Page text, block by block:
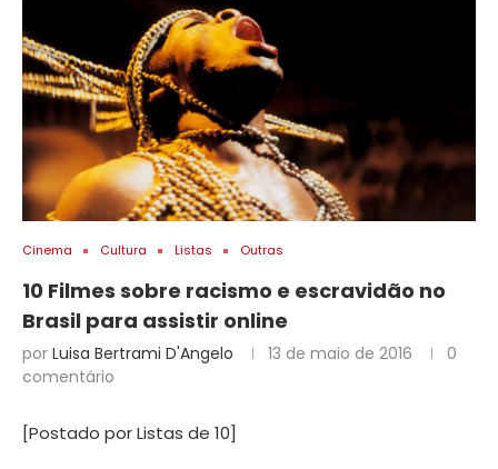
Cinema Cultura Listas Outras
10 Filmes sobre racismo e escravidão no
Brasil para assistir online
por Luisa Bertrami D'Angelo 13 de maio de 2016
0
comentário
[Postado por Listas de 10]